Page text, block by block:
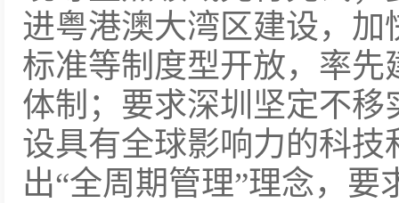
进粤港澳大湾区建设，
标准等制度型开放，率
体制；要求深圳坚定不
设具有全球影响力的科
出“全周期管理”理念，